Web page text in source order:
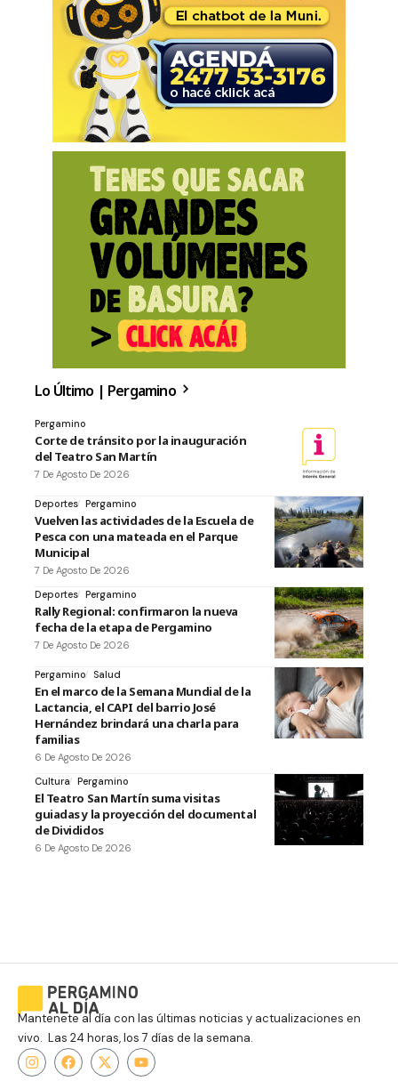
Lo Último | Pergamino
Pergamino
Corte de tránsito por la inauguración
del Teatro San Martín
7 De Agosto De 2026
Deportes Pergamino
Vuelven las actividades de la Escuela de
Pesca con una mateada en el Parque
Municipal
7 De Agosto De 2026
Deportes Pergamino
Rally Regional: confirmaron la nueva
fecha de la etapa de Pergamino
7 De Agosto De 2026
Pergamino Salud
En el marco de la Semana Mundial de la
Lactancia, el CAPI del barrio José
Hernández brindará una charla para
familias
6 De Agosto De 2026
Cultura Pergamino
El Teatro San Martín suma visitas
guiadas y la proyección del documental
de Divididos
6 De Agosto De 2026
Mantenete al día con las últimas noticias y actualizaciones en
vivo. Las 24 horas, los 7 días de la semana.